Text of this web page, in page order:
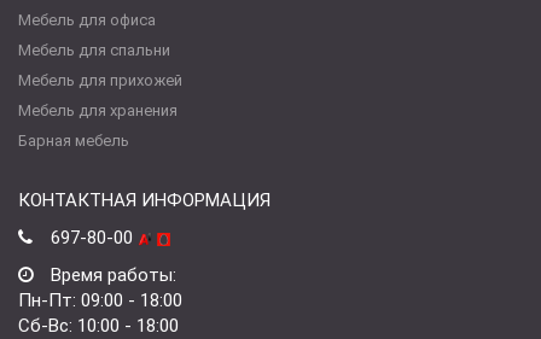
Мебель для офиса
Мебель для спальни
Мебель для прихожей
Мебель для хранения
Барная мебель
КОНТАКТНАЯ ИНФОРМАЦИЯ
697-80-00
Время работы:
Пн-Пт: 09:00 - 18:00
Сб-Вс: 10:00 - 18:00